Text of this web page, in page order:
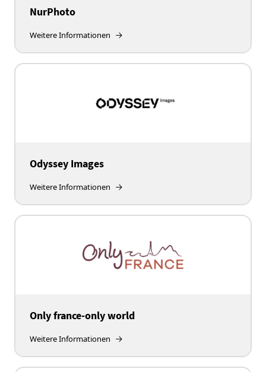
NurPhoto
Weitere Informationen
Odyssey Images
Weitere Informationen
Only france-only world
Weitere Informationen